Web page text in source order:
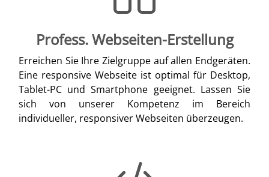
Profess. Webseiten-Erstellung
Erreichen Sie Ihre Zielgruppe auf allen Endgeräten.
Eine responsive Webseite ist optimal für Desktop,
Tablet-PC und Smartphone geeignet. Lassen Sie
sich von unserer Kompetenz im Bereich
individueller, responsiver Webseiten überzeugen.